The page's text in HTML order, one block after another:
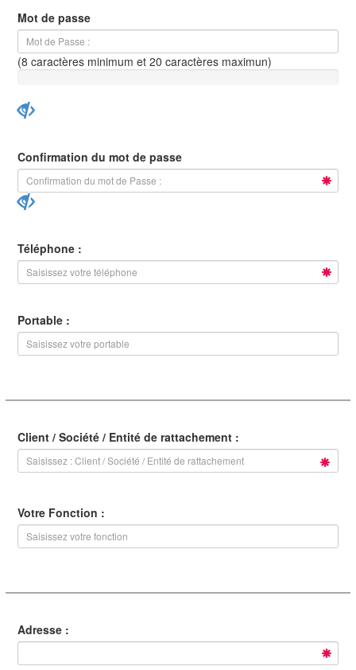
Mot de passe
(8 caractères minimum et 20 caractères maximun)
Confirmation du mot de passe
Téléphone :
Portable :
Client / Société / Entité de rattachement :
Votre Fonction :
Adresse :